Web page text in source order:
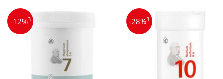
-12%3 -28%3